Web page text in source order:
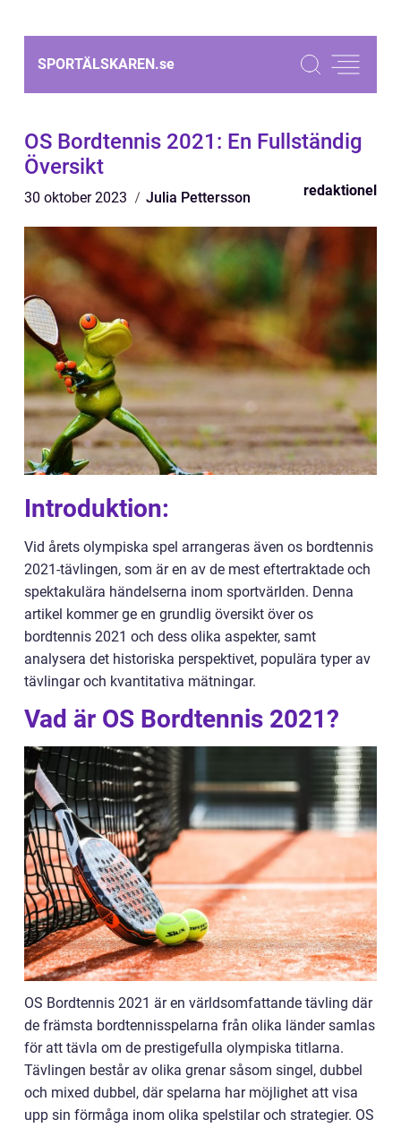
SPORTÄLSKAREN.se
OS Bordtennis 2021: En Fullständig
Översikt
30 oktober 2023 Julia Pettersson redaktionel
Introduktion:
Vid årets olympiska spel arrangeras även os bordtennis
2021-tävlingen, som är en av de mest eftertraktade och
spektakulära händelserna inom sportvärlden. Denna
artikel kommer ge en grundlig översikt över os
bordtennis 2021 och dess olika aspekter, samt
analysera det historiska perspektivet, populära typer av
tävlingar och kvantitativa mätningar.
Vad är OS Bordtennis 2021?
OS Bordtennis 2021 är en världsomfattande tävling där
de främsta bordtennisspelarna från olika länder samlas
för att tävla om de prestigefulla olympiska titlarna.
Tävlingen består av olika grenar såsom singel, dubbel
och mixed dubbel, där spelarna har möjlighet att visa
upp sin förmåga inom olika spelstilar och strategier. OS